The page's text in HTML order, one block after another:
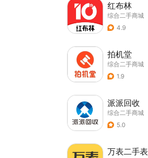
红布林
综合二手商城
4.9
拍机堂
综合二手商城
1.9
派派回收
综合二手商城
5.0
万表二手表